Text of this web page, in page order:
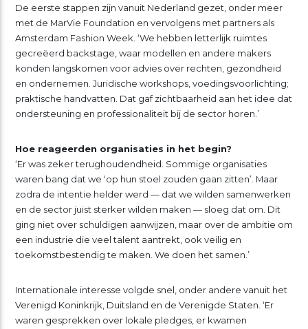
De eerste stappen zijn vanuit Nederland gezet, onder meer
met de MarVie Foundation en vervolgens met partners als
Amsterdam Fashion Week. ‘We hebben letterlijk ruimtes
gecreëerd backstage, waar modellen en andere makers
konden langskomen voor advies over rechten, gezondheid
en ondernemen. Juridische workshops, voedingsvoorlichting;
praktische handvatten. Dat gaf zichtbaarheid aan het idee dat
ondersteuning en professionaliteit bij de sector horen.’
Hoe reageerden organisaties in het begin?
‘Er was zeker terughoudendheid. Sommige organisaties
waren bang dat we ‘op hun stoel zouden gaan zitten’. Maar
zodra de intentie helder werd — dat we wilden samenwerken
en de sector juist sterker wilden maken — sloeg dat om. Dit
ging niet over schuldigen aanwijzen, maar over de ambitie om
een industrie die veel talent aantrekt, ook veilig en
toekomstbestendig te maken. We doen het samen.’
Internationale interesse volgde snel, onder andere vanuit het
Verenigd Koninkrijk, Duitsland en de Verenigde Staten. ‘Er
waren gesprekken over lokale pledges, er kwamen